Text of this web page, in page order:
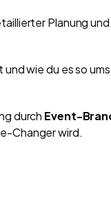
Planung
wie du es so
durch Event-
Changer wird.